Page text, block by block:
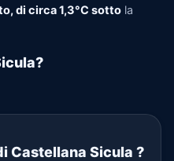
di circa 1,3°C sotto la
Castellana Sicula ?